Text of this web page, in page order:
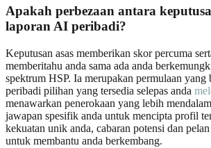
Apakah perbezaan antara
laporan AI peribadi?
Keputusan asas memberikan skor percuma
memberitahu anda sama ada anda
spektrum HSP. Ia merupakan permulaan
peribadi pilihan yang tersedia selepas anda
menawarkan penerokaan yang lebih
jawapan spesifik anda untuk mencipta profil
kekuatan unik anda, cabaran potensi dan
untuk membantu anda berkembang.